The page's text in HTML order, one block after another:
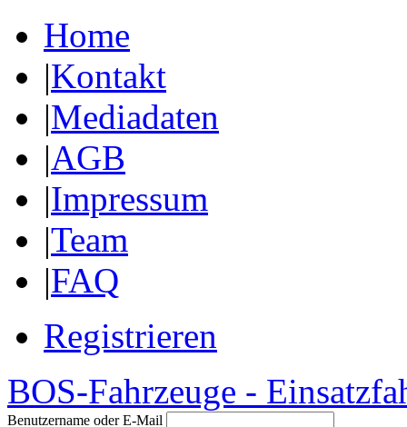
Home
|Kontakt
|Mediadaten
|AGB
|Impressum
|Team
|FAQ
Registrieren
BOS-Fahrzeuge -
Benutzername oder E-Mail